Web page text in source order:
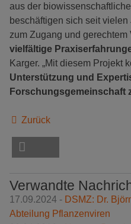
aus der
beschäftigen sich seit
zum Zugang und
vielfältige
Karger. „Mit diesem Projekt
Unterstützung und
Forschungsgemeinschaft
Zurück
Verwandte
17.09.2024 - DSMZ: Dr.
Abteilung Pflanzenviren